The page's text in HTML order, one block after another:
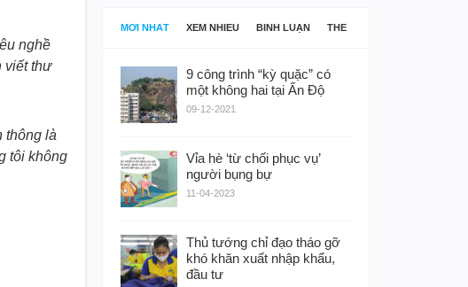
nghề
viết thư
thông là
tôi không
MỚI NHẤT XEM NHIỀU BÌNH LUẬN THẺ
9 công trình “kỳ quặc” có
một không hai tại Ấn Độ
09-12-2021
Vỉa hè ‘từ chối phục vụ’
người bụng bự
11-04-2023
Thủ tướng chỉ đạo tháo gỡ
khó khăn xuất nhập khẩu,
đầu tư